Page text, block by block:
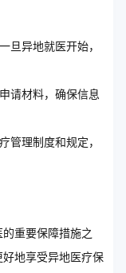
旦异地就医开始，
请材料，确保信息
管理制度和规定，
重要保障措施之
地享受异地医疗保